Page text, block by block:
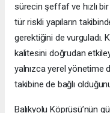
sürecin şeffaf ve hızlı
tür riskli yapıların
gerektiğini de vurguladı.
kalitesini doğrudan
yalnızca yerel yönetime
takibine de bağlı
Balıkyolu Köprüsü’nün